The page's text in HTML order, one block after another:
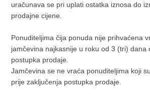
uračunava se pri uplati ostatka iznosa do
prodajne cijene.
Ponuditeljima čija ponuda nije prihvaćena
jamčevina najkasnije u roku od 3 (tri) dana
postupka prodaje.
Jamčevina se ne vraća ponuditeljima koji
prije zaključenja postupka prodaje.